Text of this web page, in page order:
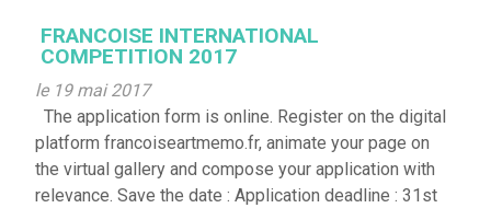
FRANCOISE INTERNATIONAL
COMPETITION 2017
le 19 mai 2017
The application form is online. Register on the digital
platform francoiseartmemo.fr, animate your page on
the virtual gallery and compose your application with
relevance. Save the date : Application deadline : 31st